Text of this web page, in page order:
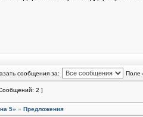
сообщения за: Поле
2 ]
5» » Предложения